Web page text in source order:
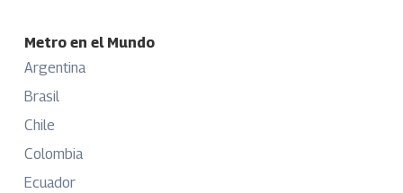
Metro en el Mundo
Argentina
Brasil
Chile
Colombia
Ecuador